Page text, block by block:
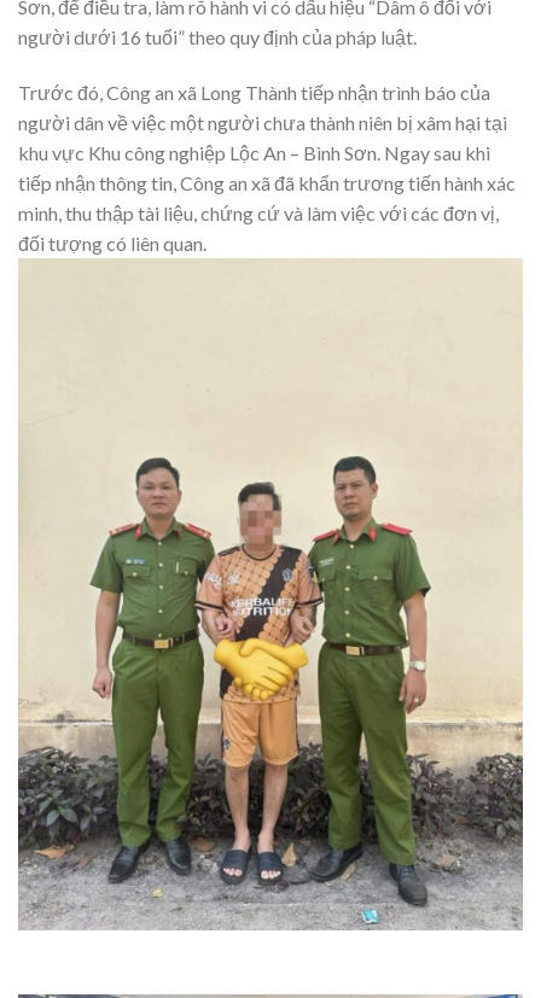
Sơn, để điều tra, làm rõ hành vi có dấu hiệu “Dâm ô đối với
người dưới 16 tuổi” theo quy định của pháp luật.
Trước đó, Công an xã Long Thành tiếp nhận trình báo của
người dân về việc một người chưa thành niên bị xâm hại tại
khu vực Khu công nghiệp Lộc An – Bình Sơn. Ngay sau khi
tiếp nhận thông tin, Công an xã đã khẩn trương tiến hành xác
minh, thu thập tài liệu, chứng cứ và làm việc với các đơn vị,
đối tượng có liên quan.